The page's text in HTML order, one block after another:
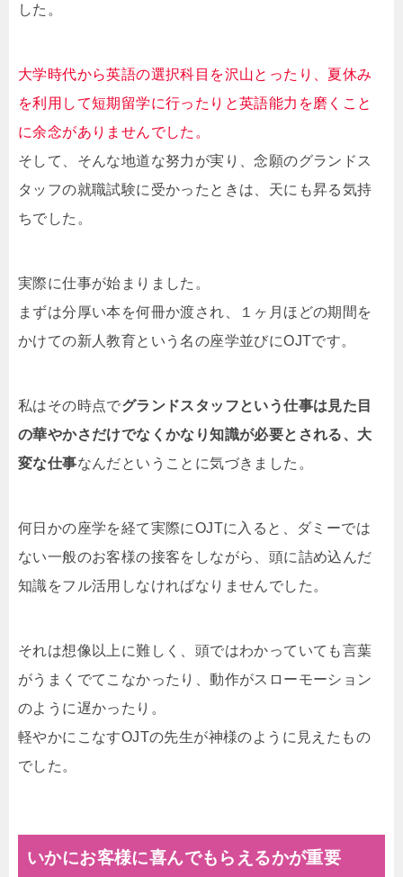
した。
大学時代から英語の選択科目を沢山とったり、夏休み
を利用して短期留学に行ったりと英語能力を磨くこと
に余念がありませんでした。
そして、そんな地道な努力が実り、念願のグランドス
タッフの就職試験に受かったときは、天にも昇る気持
ちでした。
実際に仕事が始まりました。
まずは分厚い本を何冊か渡され、１ヶ月ほどの期間を
かけての新人教育という名の座学並びにOJTです。
私はその時点でグランドスタッフという仕事は見た目
の華やかさだけでなくかなり知識が必要とされる、大
変な仕事なんだということに気づきました。
何日かの座学を経て実際にOJTに入ると、ダミーでは
ない一般のお客様の接客をしながら、頭に詰め込んだ
知識をフル活用しなければなりませんでした。
それは想像以上に難しく、頭ではわかっていても言葉
がうまくでてこなかったり、動作がスローモーション
のように遅かったり。
軽やかにこなすOJTの先生が神様のように見えたもの
でした。
いかにお客様に喜んでもらえるかが重要